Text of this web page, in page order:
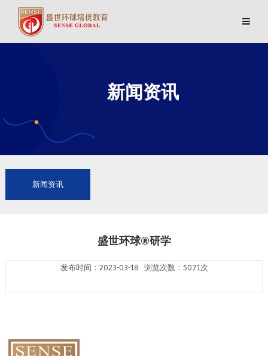
新闻资讯
新闻资讯
盛世环球®研学
发布时间：2023-03-18 浏览次数：5071次